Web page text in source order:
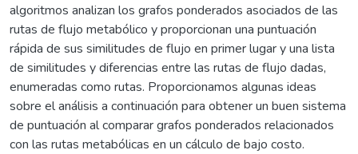
algoritmos analizan los grafos ponderados asociados de las
rutas de flujo metabólico y proporcionan una puntuación
rápida de sus similitudes de flujo en primer lugar y una lista
de similitudes y diferencias entre las rutas de flujo dadas,
enumeradas como rutas. Proporcionamos algunas ideas
sobre el análisis a continuación para obtener un buen sistema
de puntuación al comparar grafos ponderados relacionados
con las rutas metabólicas en un cálculo de bajo costo.